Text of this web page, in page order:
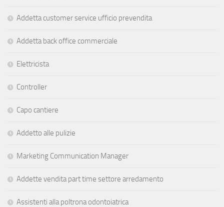
Addetta customer service ufficio prevendita
Addetta back office commerciale
Elettricista
Controller
Capo cantiere
Addetto alle pulizie
Marketing Communication Manager
Addette vendita part time settore arredamento
Assistenti alla poltrona odontoiatrica